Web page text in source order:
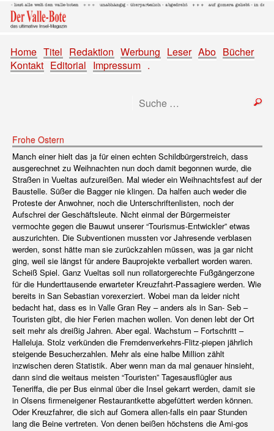
Home Titel Redaktion Werbung Leser Abo Bücher
Kontakt Editorial Impressum .
Frohe Ostern
Manch einer hielt das ja für einen echten Schildbürgerstreich, dass
ausgerechnet zu Weihnachten nun doch damit begonnen wurde, die
Straßen in Vueltas aufzureißen. Mal wieder ein Weihnachtsfest auf der
Baustelle. Süßer die Bagger nie klingen. Da halfen auch weder die
Proteste der Anwohner, noch die Unterschriftenlisten, noch der
Aufschrei der Geschäftsleute. Nicht einmal der Bürgermeister
vermochte gegen die Bauwut unserer “Tourismus-Entwickler” etwas
auszurichten. Die Subventionen mussten vor Jahresende verblasen
werden, sonst hätte man sie zurückzahlen müssen, was ja gar nicht
ging, weil sie längst für andere Bauprojekte verballert worden waren.
Scheiß Spiel. Ganz Vueltas soll nun rollatorgerechte Fußgängerzone
für die Hunderttausende erwarteter Kreuzfahrt-Passagiere werden. Wie
bereits in San Sebastian vorexerziert. Wobei man da leider nicht
bedacht hat, dass es in Valle Gran Rey – anders als in San- Seb –
Touristen gibt, die hier Ferien machen wollen. Von denen lebt der Ort
seit mehr als dreißig Jahren. Aber egal. Wachstum – Fortschritt –
Halleluja. Stolz verkünden die Fremdenverkehrs-Flitz-piepen jährlich
steigende Besucherzahlen. Mehr als eine halbe Million zählt
inzwischen deren Statistik. Aber wenn man da mal genauer hinsieht,
dann sind die weitaus meisten “Touristen” Tagesausflügler aus
Teneriffa, die per Bus einmal über die Insel gekarrt werden, damit sie
in Olsens firmeneigener Restaurantkette abgefüttert werden können.
Oder Kreuzfahrer, die sich auf Gomera allen-falls ein paar Stunden
lang die Beine vertreten. Von denen beißen höchstens die Ami-gos